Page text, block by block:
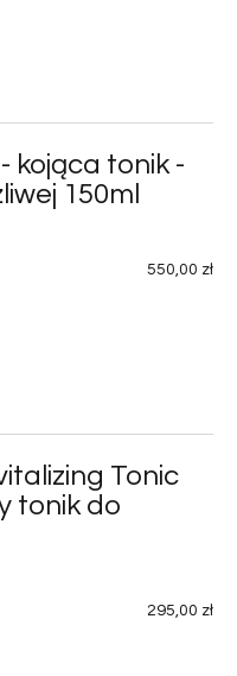
kojąca tonik -
150ml
550,00 zł
Tonic
tonik do
295,00 zł